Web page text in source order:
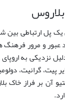
پل ارتباطی
و مرور فرهنگ
نزدیکی به
پیت، گرانیت،
رادیواکتیو آن بر